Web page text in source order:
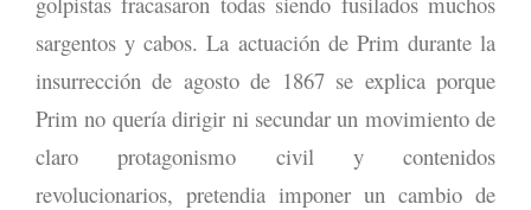
sargentos y cabos. La actuación de Prim durante la
insurrección de agosto de 1867 se explica porque
Prim no quería dirigir ni secundar un movimiento de
claro protagonismo civil y contenidos
revolucionarios, pretendia imponer un cambio de